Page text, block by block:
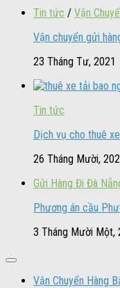
Tin tức / Vận
Vận chuyển gửi
23 Tháng Tư, 2021
Tin tức
Dịch vụ cho thuê
26 Tháng Mười,
Gửi Hàng Đi Đà
Phương án cầu
3 Tháng Mười Một,
Vận Chuyển Hàng